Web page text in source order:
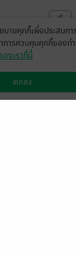
บายคุกกี้เพื่อประสบก
การควบคุมคุกกี้ของท่
ของเราที่นี่
ตกลง